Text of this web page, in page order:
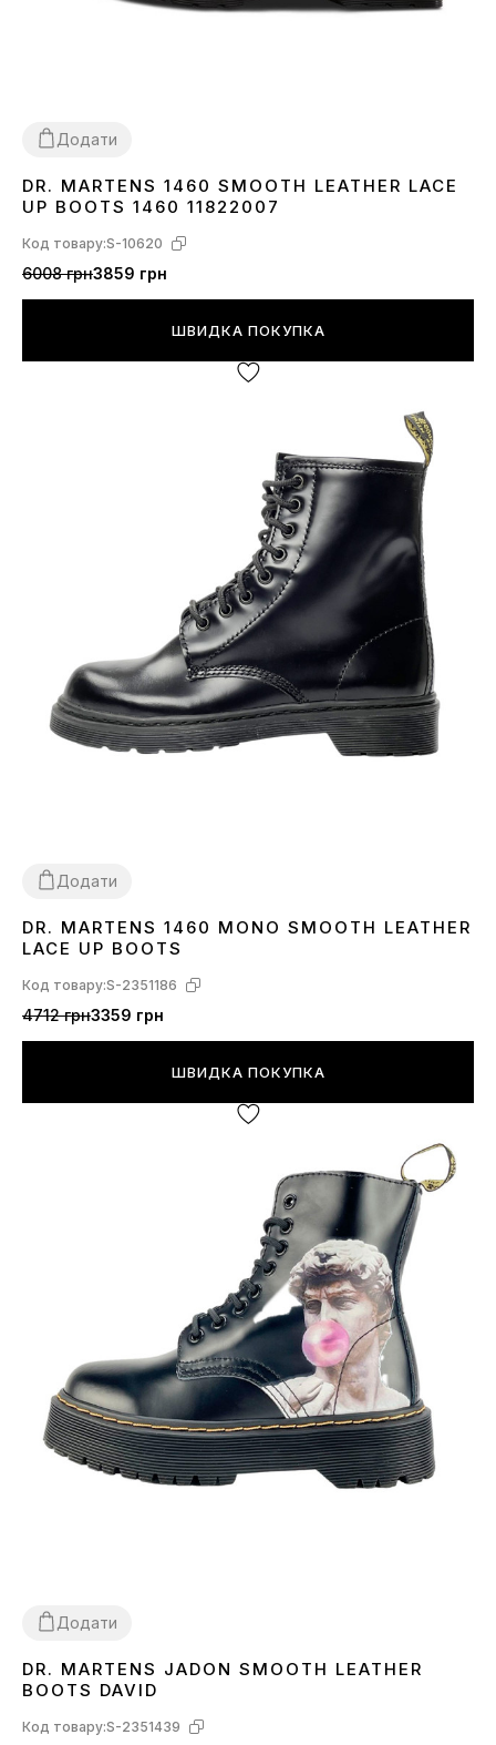
Додати
36 3738
DR. MARTENS 1460 SMOOTH LEATHER LACE
UP BOOTS 1460 11822007
Код товару:S-10620
6008 грн3859 грн
ШВИДКА ПОКУПКА
Додати
36 3738
DR. MARTENS 1460 MONO SMOOTH LEATHER
LACE UP BOOTS
Код товару:S-2351186
4712 грн3359 грн
ШВИДКА ПОКУПКА
Додати
36 3738
DR. MARTENS JADON SMOOTH LEATHER
BOOTS DAVID
Код товару:S-2351439